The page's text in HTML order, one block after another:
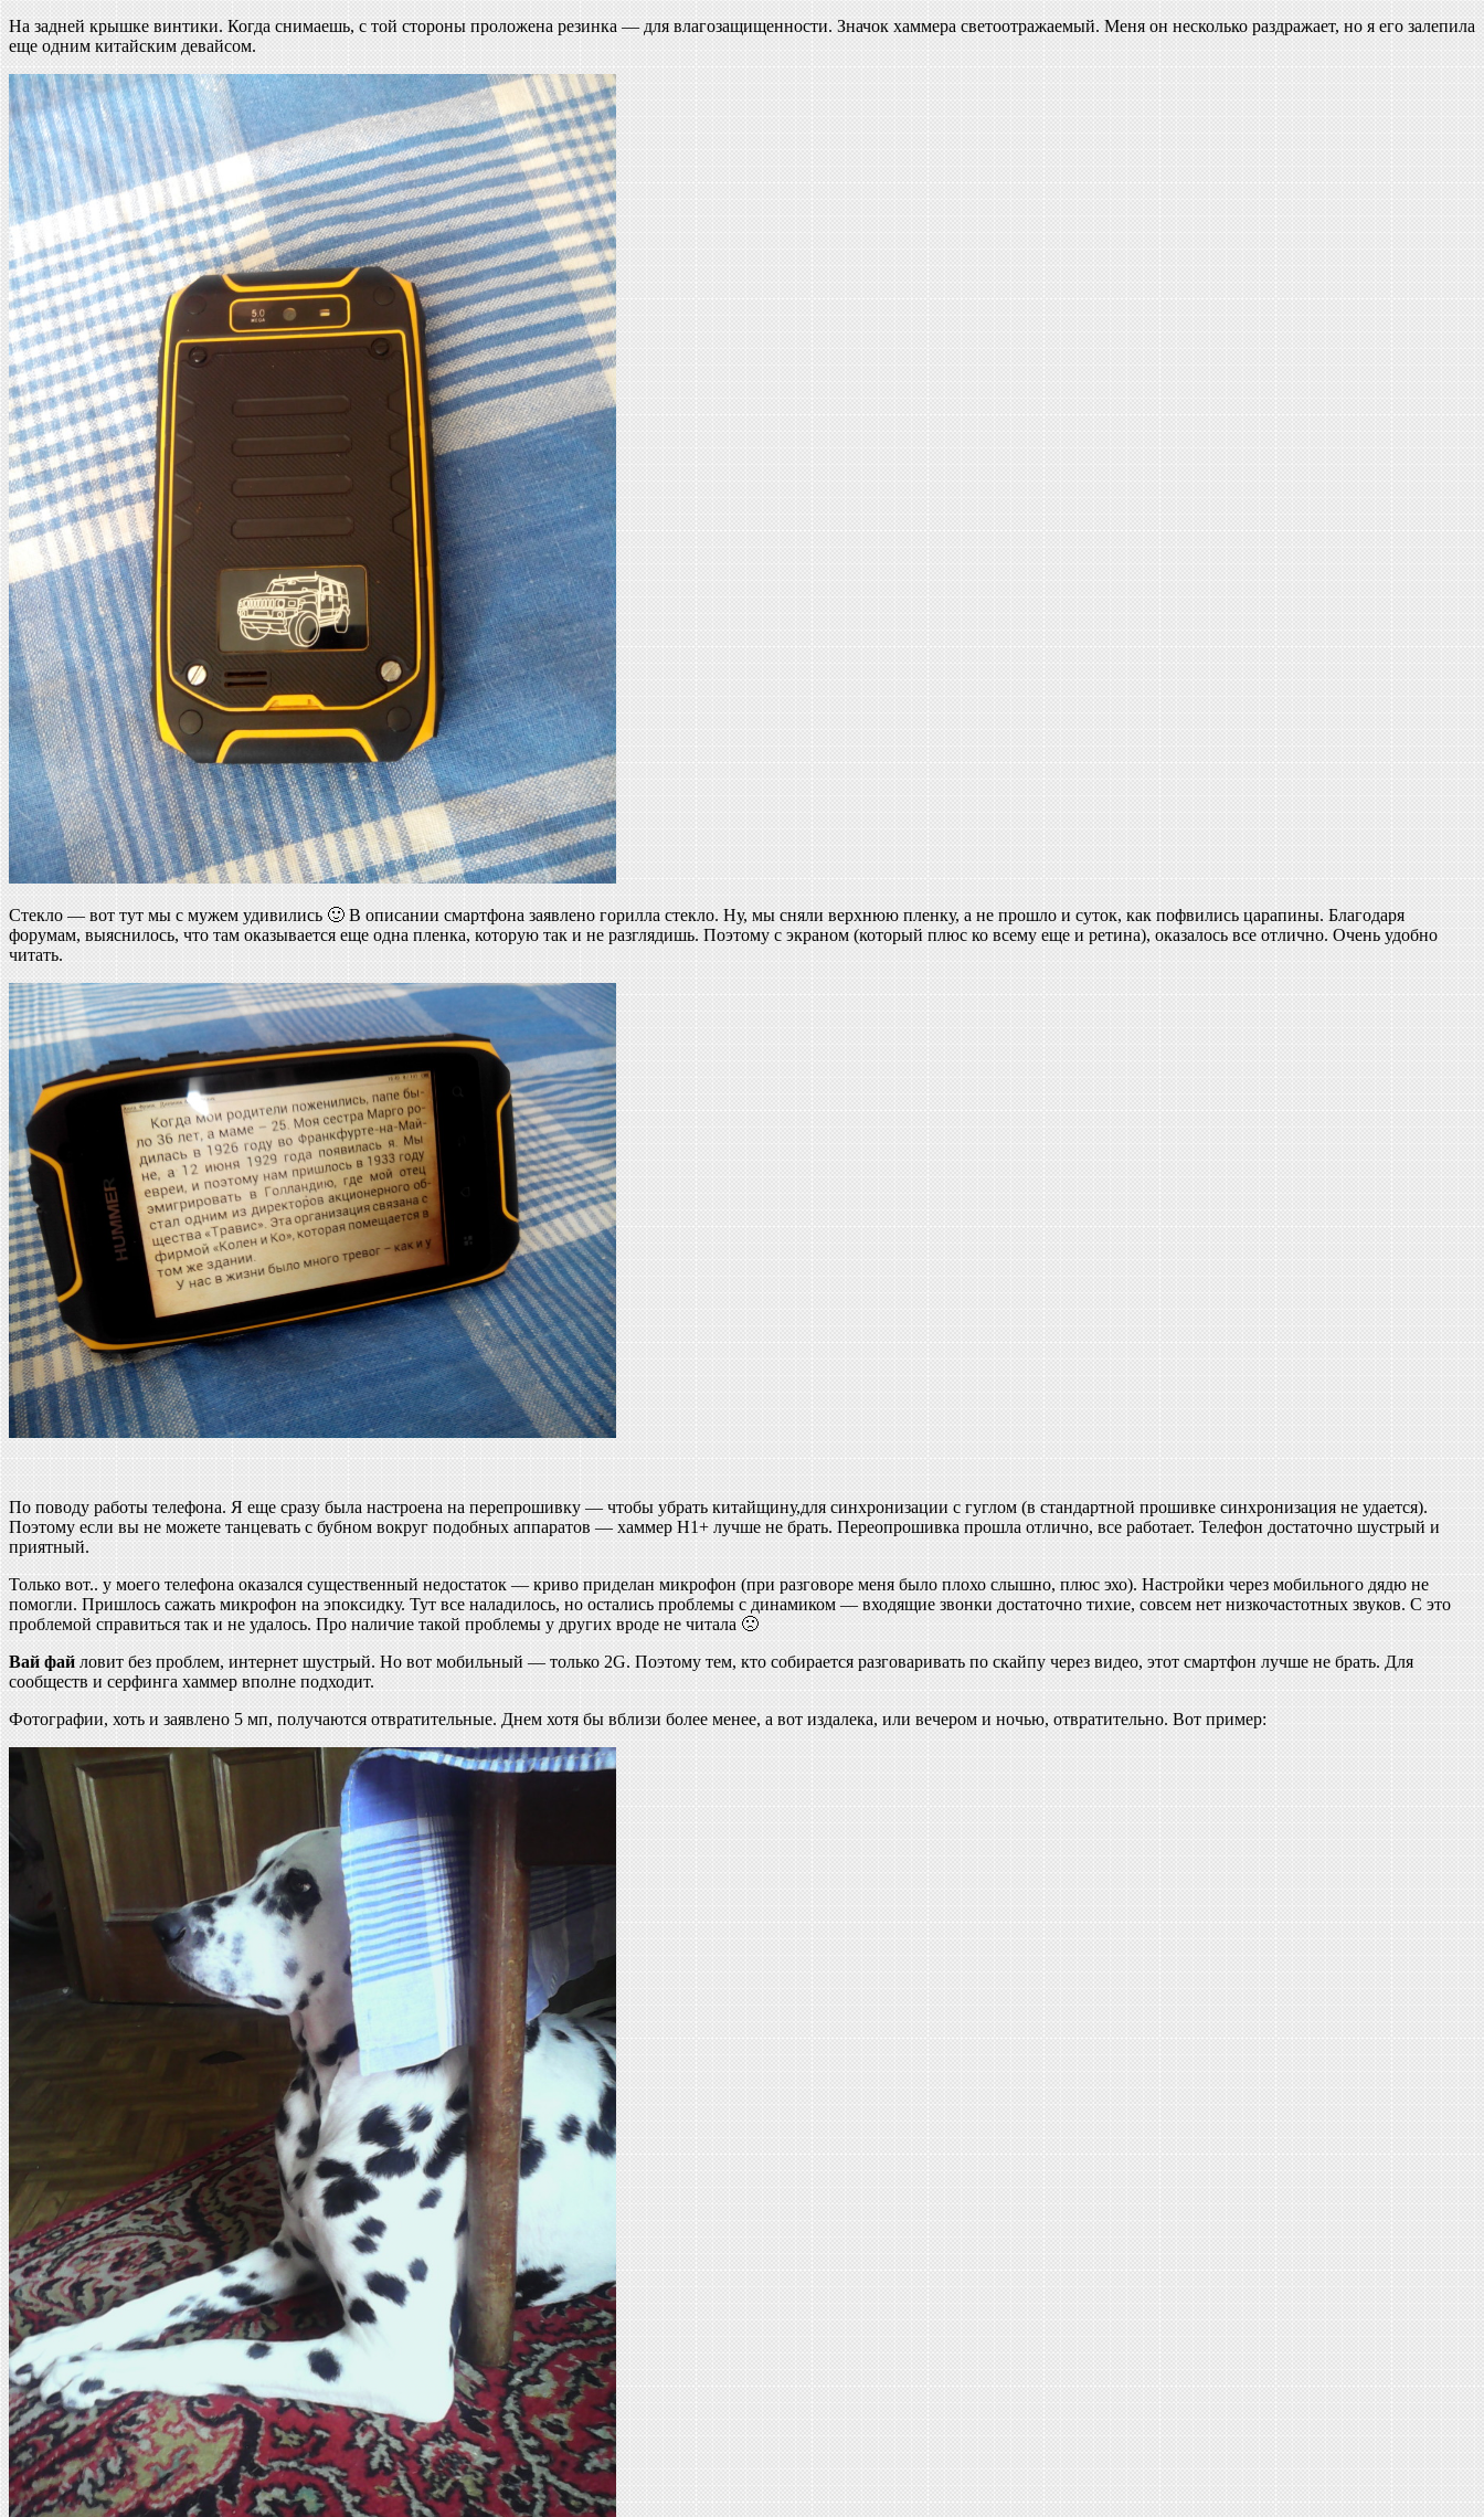
На задней крышке винтики. Когда снимаешь, с той стороны проложена резинка — для влагозащищенности. Значок хаммера светоотражаемый. Меня он несколько раздражает, но я его залепила
еще одним китайским девайсом.
Стекло — вот тут мы с мужем удивились 🙂 В описании смартфона заявлено горилла стекло. Ну, мы сняли верхнюю пленку, а не прошло и суток, как пофвились царапины. Благодаря
форумам, выяснилось, что там оказывается еще одна пленка, которую так и не разглядишь. Поэтому с экраном (который плюс ко всему еще и ретина), оказалось все отлично. Очень удобно
читать.
По поводу работы телефона. Я еще сразу была настроена на перепрошивку — чтобы убрать китайщину,для синхронизации с гуглом (в стандартной прошивке синхронизация не удается).
Поэтому если вы не можете танцевать с бубном вокруг подобных аппаратов — хаммер H1+ лучше не брать. Переопрошивка прошла отлично, все работает. Телефон достаточно шустрый и
приятный.
Только вот.. у моего телефона оказался существенный недостаток — криво приделан микрофон (при разговоре меня было плохо слышно, плюс эхо). Настройки через мобильного дядю не
помогли. Пришлось сажать микрофон на эпоксидку. Тут все наладилось, но остались проблемы с динамиком — входящие звонки достаточно тихие, совсем нет низкочастотных звуков. С это
проблемой справиться так и не удалось. Про наличие такой проблемы у других вроде не читала 🙁
Вай фай ловит без проблем, интернет шустрый. Но вот мобильный — только 2G. Поэтому тем, кто собирается разговаривать по скайпу через видео, этот смартфон лучше не брать. Для
сообществ и серфинга хаммер вполне подходит.
Фотографии, хоть и заявлено 5 мп, получаются отвратительные. Днем хотя бы вблизи более менее, а вот издалека, или вечером и ночью, отвратительно. Вот пример: